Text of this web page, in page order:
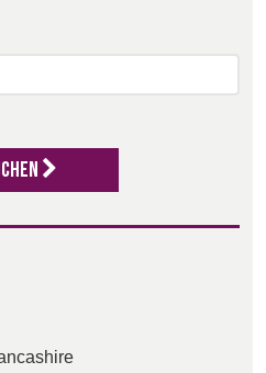
IRELAND &